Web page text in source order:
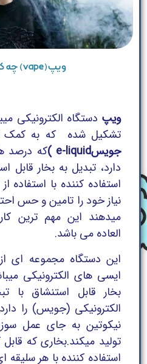
ویپ(vape) چه کاری میکند ؟
ویپ دستگاه الکترونیکی
تشکیل شده که به
جویسe-liquid )
که درصد
دارد، تبدیل به بخار
استفاده کننده با استفاده
نیاز خود را تامین و حس
میدهند این مهم ترین
العاده می باشد.
این دستگاه مجموعه ای
ایسی های الکترونیکی
بخار قابل استنشاق با
الکترونیکی (جویس) را
نیکوتین به جای عمل
تولید میکند.بخاری که
استفاده کننده با هر سلیقه